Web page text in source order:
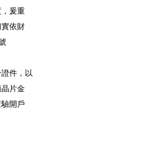
，爰重
實依財
證件，以
晶片金
驗開戶